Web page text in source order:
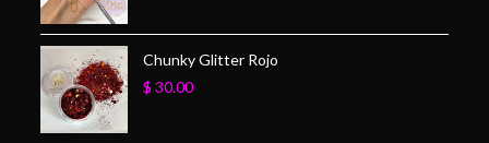
Chunky Glitter Rojo
$ 30.00